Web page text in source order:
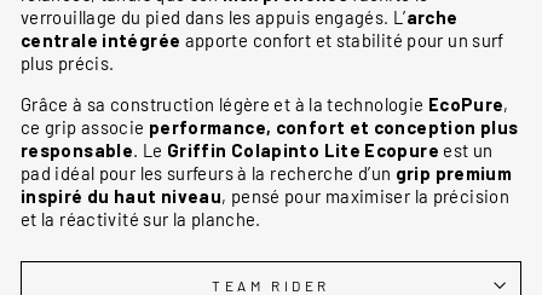
verrouillage du pied dans les appuis engagés. L’arche
centrale intégrée apporte confort et stabilité pour un surf
plus précis.
Grâce à sa construction légère et à la technologie EcoPure,
ce grip associe performance, confort et conception plus
responsable . Le Griffin Colapinto Lite Ecopure est un
pad idéal pour les surfeurs à la recherche d’un grip premium
inspiré du haut niveau, pensé pour maximiser la précision
et la réactivité sur la planche.
TEAM RIDER